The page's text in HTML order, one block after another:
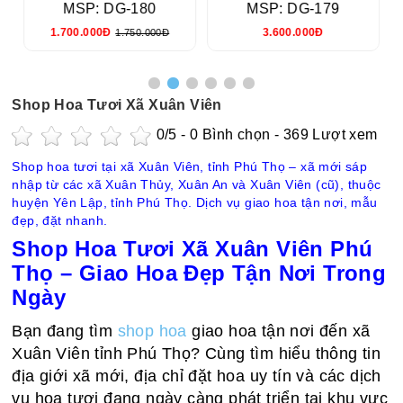
MSP: DG-180
1.700.000Đ 1.750.000Đ
MSP: DG-179
3.600.000Đ
Shop Hoa Tươi Xã Xuân Viên
0/5 -0 Bình chọn - 369 Lượt xem
Shop hoa tươi tại xã Xuân Viên, tỉnh Phú Thọ – xã mới sáp
nhập từ các xã Xuân Thủy, Xuân An và Xuân Viên (cũ), thuộc
huyện Yên Lập, tỉnh Phú Thọ. Dịch vụ giao hoa tận nơi, mẫu
đẹp, đặt nhanh.
Shop Hoa Tươi Xã Xuân Viên Phú
Thọ – Giao Hoa Đẹp Tận Nơi Trong
Ngày
Bạn đang tìm shop hoa giao hoa tận nơi đến xã
Xuân Viên tỉnh Phú Thọ? Cùng tìm hiểu thông tin
địa giới xã mới, địa chỉ đặt hoa uy tín và các dịch
vụ hoa tươi đang ngày càng phát triển tại khu vực